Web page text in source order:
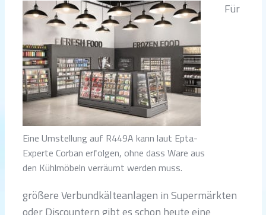
Eine Umstellung auf R449A kann laut Epta-
Experte Corban erfolgen, ohne dass Ware aus
den Kühlmöbeln verräumt werden muss.
Für
größere Verbundkälteanlagen in Supermärkten
oder Discountern gibt es schon heute eine